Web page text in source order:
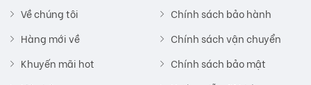
Về chúng tôi
Hàng mới về
Khuyến mãi hot
Chính sách bảo hành
Chính sách vận chuyển
Chính sách bảo mật